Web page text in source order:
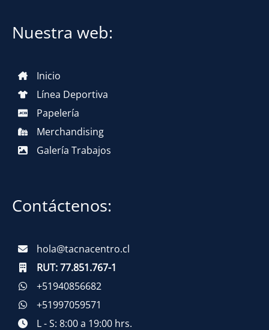
Nuestra web:
Inicio
Línea Deportiva
Papelería
Merchandising
Galería Trabajos
Contáctenos:
hola@tacnacentro.cl
RUT:77.851.767-1
+51940856682
+51997059571
L - S: 8:00 a 19:00 hrs.